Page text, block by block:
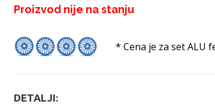
Proizvod nije na stanju
* Cena je za set ALU
DETALJI: